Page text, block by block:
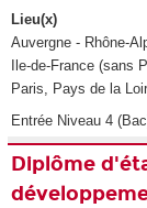
Lieu(x)
Auvergne - Rhône-
Ile-de-France (sans
Paris, Pays de la
Entrée Niveau 4
Diplôme